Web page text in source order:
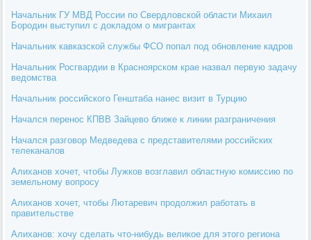
Начальник ГУ МВД России по Свердловской области Михаил
Бородин выступил с докладом о мигрантах
Начальник кавказской службы ФСО попал под обновление кадров
Начальник Росгвардии в Красноярском крае назвал первую задачу
ведомства
Начальник российского Генштаба нанес визит в Турцию
Начался перенос КПВВ Зайцево ближе к линии разграничения
Начался разговор Медведева с представителями российских
телеканалов
Алиханов хочет, чтобы Лужков возглавил областную комиссию по
земельному вопросу
Алиханов хочет, чтобы Лютаревич продолжил работать в
правительстве
Алиханов: хочу сделать что-нибудь великое для этого региона